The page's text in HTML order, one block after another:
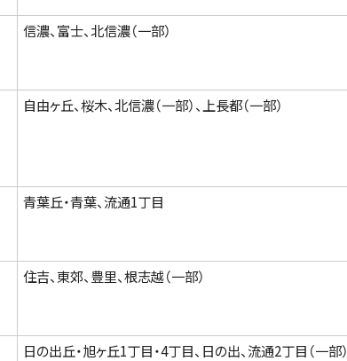
信濃、富士、北信濃（一部）
自由ヶ丘、桜木、北信濃（一部）、上長都（一部）
青葉丘・青葉、流通1丁目
住吉、東郊、豊里、根志越（一部）
日の出丘・旭ヶ丘1丁目・4丁目、日の出、流通2丁目（一部）